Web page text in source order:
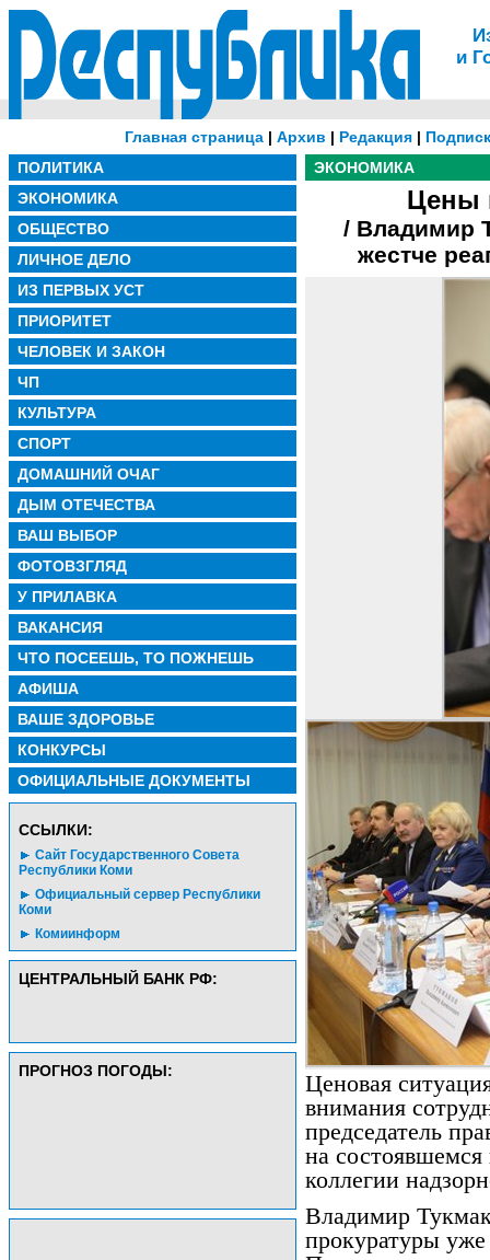
и
Главная страница| Архив | Редакция|
ПОЛИТИКА
ЭКОНОМИКА
ОБЩЕСТВО
ЛИЧНОЕ ДЕЛО
ИЗ ПЕРВЫХ УСТ
ПРИОРИТЕТ
ЧЕЛОВЕК И ЗАКОН
ЧП
КУЛЬТУРА
СПОРТ
ДОМАШНИЙ ОЧАГ
ДЫМ ОТЕЧЕСТВА
ВАШ ВЫБОР
ФОТОВЗГЛЯД
У ПРИЛАВКА
ВАКАНСИЯ
ЧТО ПОСЕЕШЬ, ТО ПОЖНЕШЬ
АФИША
ВАШЕ ЗДОРОВЬЕ
КОНКУРСЫ
ОФИЦИАЛЬНЫЕ ДОКУМЕНТЫ
CСЫЛКИ:
Сайт Государственного Совета
Республики Коми
Официальный сервер Республики
Коми
Комиинформ
ЦЕНТРАЛЬНЫЙ БАНК РФ:
ПРОГНОЗ ПОГОДЫ:
ЭКОНОМИКА
Цены
/ Владимир
жестче
Ценовая
внимания
председатель
на состоявшемся
коллегии
Владимир
прокуратуры уже